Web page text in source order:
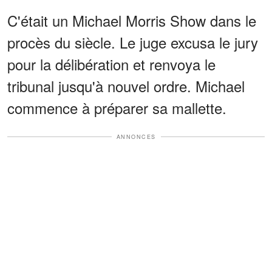
C'était un Michael Morris Show dans le
procès du siècle. Le juge excusa le jury
pour la délibération et renvoya le
tribunal jusqu'à nouvel ordre. Michael
commence à préparer sa mallette.
ANNONCES